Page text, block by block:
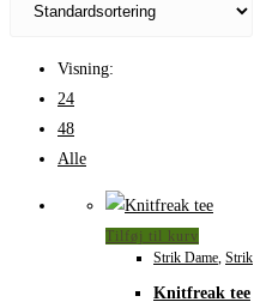
Visning:
24
48
Alle
Tilføj til kurv
Strik Dame, Strik
Knitfreak tee